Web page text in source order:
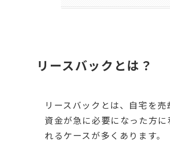
リースバックとは？
リースバックとは、自宅を
資金が急に必要になった方
れるケースが多くあります。